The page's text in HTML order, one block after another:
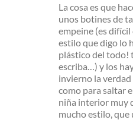
La cosa es que
unos botines de
empeine (es difícil
estilo que digo lo
plástico del todo!
escriba…) y los
invierno la verdad
como para saltar
niña interior muy
mucho estilo, que